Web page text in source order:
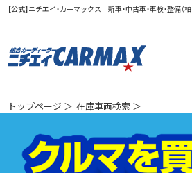
【公式】ニチエイ・カーマックス 新車・中古車・車検・整備（柏
総合カ
トップページ ＞ 在庫車両検索 ＞